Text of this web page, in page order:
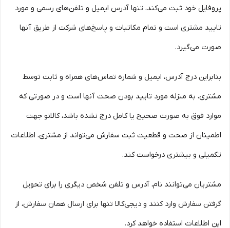
پروفایل خود ثبت می‌کند، تنها آدرس ایمیل و تلفن‌های رسمی و مورد
تایید مشتری است و تمام مکاتبات و پاسخ‌های شرکت از طریق آنها
صورت می‌گیرد.
بنابراین درج آدرس، ایمیل و شماره تماس‌های همراه و ثابت توسط
مشتری، به منزله مورد تایید بودن صحت آنها است و در صورتی که
موارد فوق به صورت صحیح یا کامل درج نشده باشد، کالانو جهت
اطمینان از صحت و قطعیت ثبت سفارش می‌تواند از مشتری، اطلاعات
تکمیلی و بیشتری درخواست کند.
مشتریان می‌توانند نام، آدرس و تلفن شخص دیگری را برای تحویل
گرفتن سفارش وارد کنند و دیجی‌کالا تنها برای ارسال همان سفارش، از
این اطلاعات استفاده خواهد کرد.